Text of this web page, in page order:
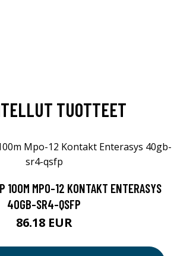
TUOTTEET
100M MPO-12 KONTAKT ENTERASYS
40GB-SR4-QSFP
86.18 EUR